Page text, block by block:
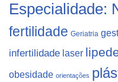
Especialidade:
fertilidade Geriatria
infertilidade laser
obesidade orientações